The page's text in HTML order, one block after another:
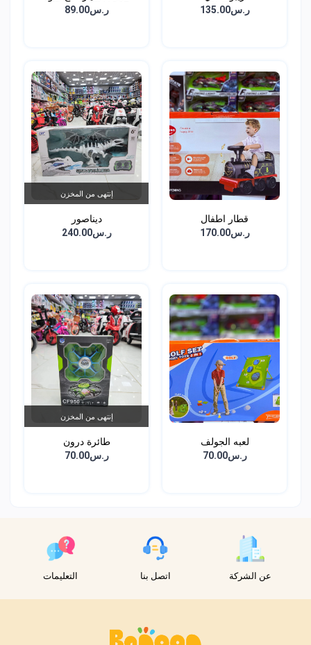
ر.س135.00 ر.س89.00
قطار اطفال
ر.س170.00
إنتهى من المخزن
ديناصور
ر.س240.00
لعبه الجولف
ر.س70.00
إنتهى من المخزن
طائرة درون
ر.س70.00
عن الشركة اتصل بنا التعليمات